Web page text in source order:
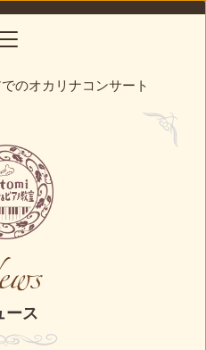
のオカリナコンサート
ース